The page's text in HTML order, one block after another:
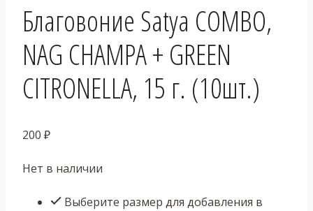
Благовоние Satya COMBO,
NAG CHAMPA + GREEN
CITRONELLA, 15 г. (10шт.)
200 ₽
Нет в наличии
Выберите размер для добавления в